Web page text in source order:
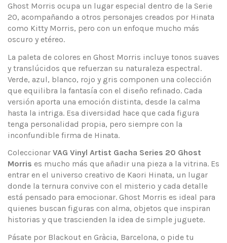
Ghost Morris ocupa un lugar especial dentro de la Serie
20, acompañando a otros personajes creados por Hinata
como Kitty Morris, pero con un enfoque mucho más
oscuro y etéreo.
La paleta de colores en Ghost Morris incluye tonos suaves
y translúcidos que refuerzan su naturaleza espectral.
Verde, azul, blanco, rojo y gris componen una colección
que equilibra la fantasía con el diseño refinado. Cada
versión aporta una emoción distinta, desde la calma
hasta la intriga. Esa diversidad hace que cada figura
tenga personalidad propia, pero siempre con la
inconfundible firma de Hinata.
Coleccionar VAG Vinyl Artist Gacha Series 20 Ghost
Morris es mucho más que añadir una pieza a la vitrina. Es
entrar en el universo creativo de Kaori Hinata, un lugar
donde la ternura convive con el misterio y cada detalle
está pensado para emocionar. Ghost Morris es ideal para
quienes buscan figuras con alma, objetos que inspiran
historias y que trascienden la idea de simple juguete.
Pásate por Blackout en Gràcia, Barcelona, o pide tu